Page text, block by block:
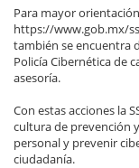
Para mayor
https://www.gob.mx/
también se encuentra
Policía Cibernética de
asesoría.
Con estas acciones la
cultura de prevención
personal y prevenir
ciudadanía.